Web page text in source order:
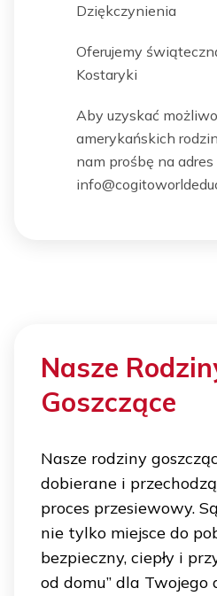
Dziękczynienia
Oferujemy
Kostaryki
Aby uzyskać
amerykańskich
nam prośbę na adres
Nasze
Goszczące
Nasze rodziny
dobierane i
proces przesiewowy.
nie tylko miejsce do
bezpieczny, ciepły i
od domu” dla Twojego